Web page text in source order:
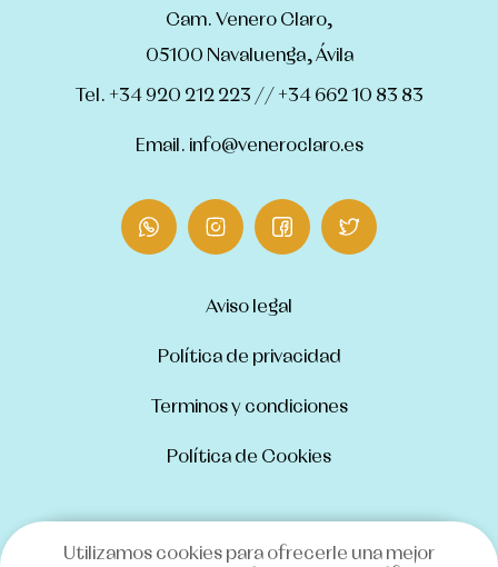
Utilizamos cookies para ofrecerle una mejor
Cam. Venero Claro,
05100 Navaluenga, Ávila
Tel. +34 920 212 223 // +34 662 10 83 83
Email. info@veneroclaro.es
Aviso legal
Política de privacidad
Terminos y condiciones
Política de Cookies
INSCRIPCIONES